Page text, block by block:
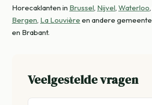
Horecaklanten in Brussel, Nijvel, Waterloo,
Bergen, La Louvière en andere
en Brabant.
Veelgestelde vragen